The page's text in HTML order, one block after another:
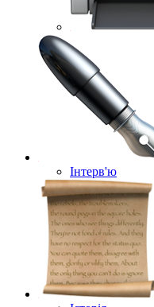
Інтерв'ю